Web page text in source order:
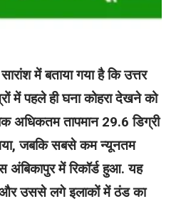
में बताया गया है कि उत्तर
में पहले ही घना कोहरा देखने को
अधिकतम तापमान 29.6 डिग्री
जबकि सबसे कम न्यूनतम
अंबिकापुर में रिकॉर्ड हुआ. यह
और उससे लगे इलाकों में ठंड का